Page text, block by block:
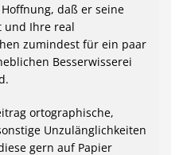
daß er seine
Ihre real
zumindest für ein paar
Besserwisserei
ortographische,
Unzulänglichkeiten
gern auf Papier